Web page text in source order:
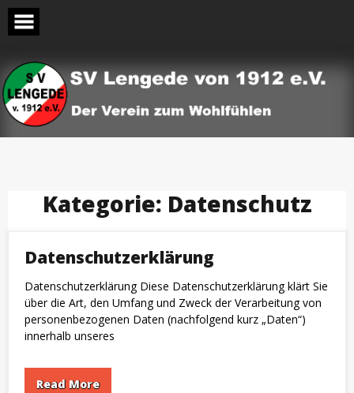
Skip
content
Kategorie: Datenschutz
Datenschutzerklärung
Datenschutzerklärung Diese Datenschutzerklärung klärt Sie
über die Art, den Umfang und Zweck der Verarbeitung von
personenbezogenen Daten (nachfolgend kurz „Daten“)
innerhalb unseres
Read More